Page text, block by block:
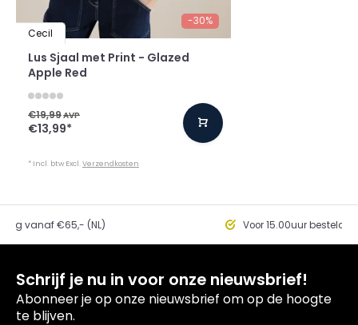
-30%
Cecil
Lus Sjaal met Print - Glazed
Apple Red
€19,99AVP
€13,99*
* Incl. btw Excl.Verzendkosten
vanaf €65,- (NL) Voor 15.00uur besteld,
Schrijf je nu in voor onze nieuwsbrief!
Abonneer je op onze nieuwsbrief om op de hoogte
te blijven.